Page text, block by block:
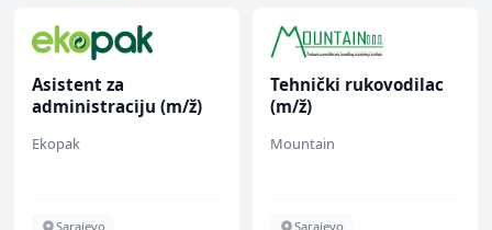
Asistent za
administraciju (m/ž)
Ekopak
Sarajevo
Tehnički rukovodilac
(m/ž)
Mountain
Sarajevo